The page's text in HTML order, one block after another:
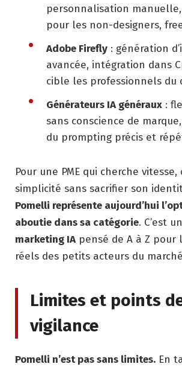
personnalisation
pour les non-designers,
Adobe Firefly : génération
avancée, intégration dans
cible les professionnels du
Générateurs IA généraux :
sans conscience de
du prompting précis et
Pour une PME qui cherche
simplicité sans sacrifier son
Pomelli représente aujourd’hui
aboutie dans sa catégorie. C’est un
marketing IA pensé de A à Z pour
réels des petits acteurs du
Limites et points
vigilance
Pomelli n’est pas sans limites. En